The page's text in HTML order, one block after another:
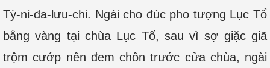
Tỳ-ni-đa-lưu-chi. Ngài cho đúc pho tượng Lục Tổ
bằng vàng tại chùa Lục Tổ, sau vì sợ giặc giã
trộm cướp nên đem chôn trước cửa chùa, ngài